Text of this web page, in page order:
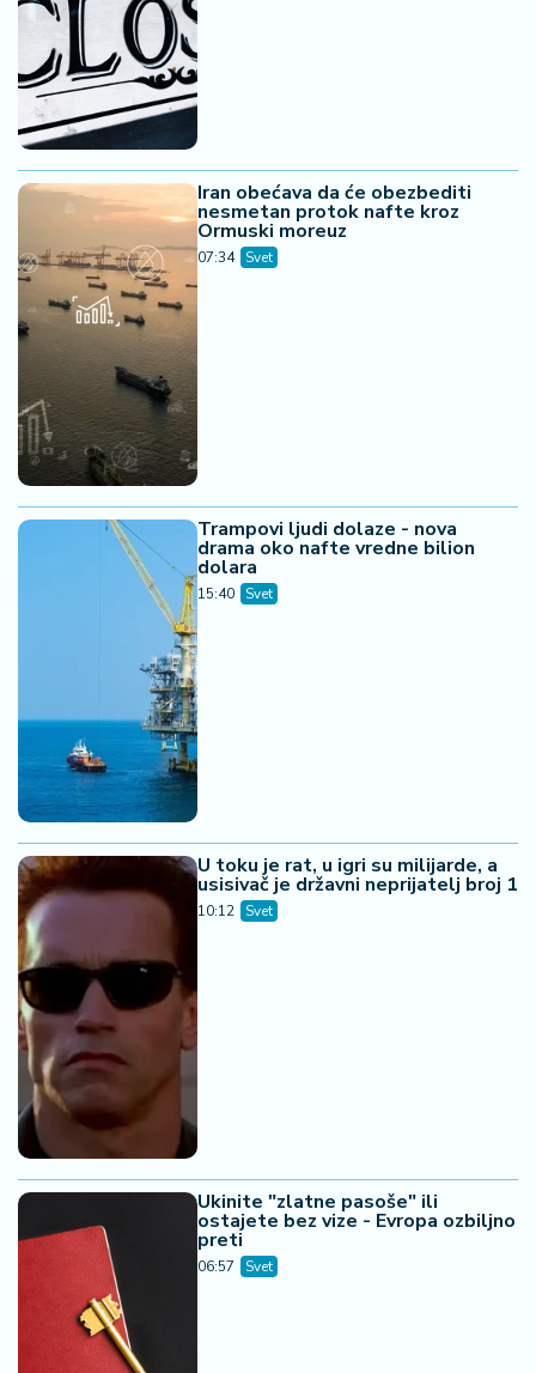
Iran obećava da će obezbediti
nesmetan protok nafte kroz
Ormuski moreuz
07:34 Svet
Trampovi ljudi dolaze - nova
drama oko nafte vredne bilion
dolara
15:40 Svet
U toku je rat, u igri su milijarde, a
usisivač je državni neprijatelj broj 1
10:12 Svet
Ukinite "zlatne pasoše" ili
ostajete bez vize - Evropa ozbiljno
preti
06:57 Svet